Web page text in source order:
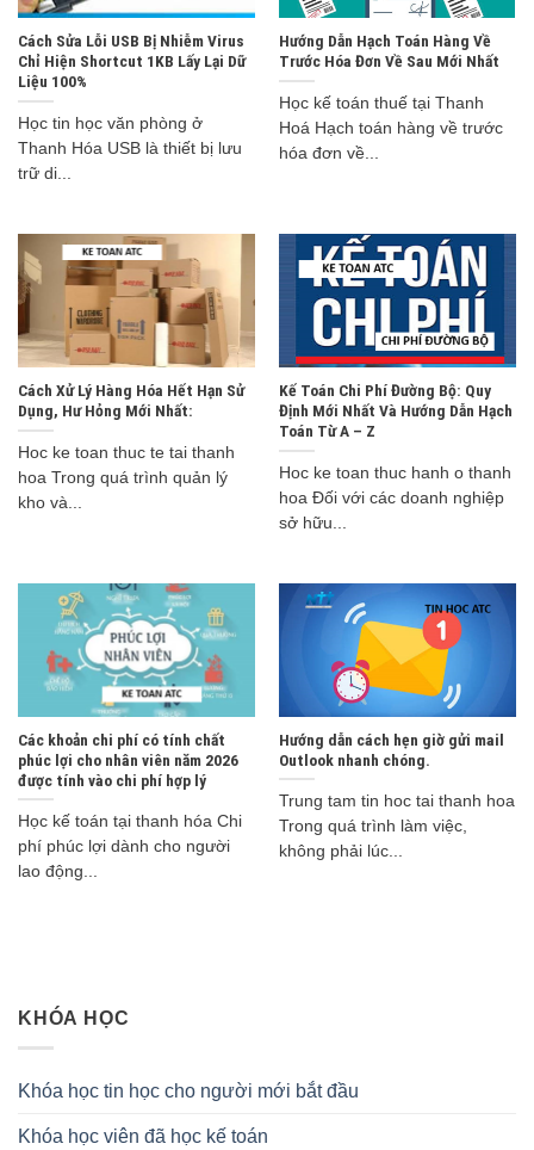
Cách Sửa Lỗi USB Bị Nhiễm Virus
Chỉ Hiện Shortcut 1KB Lấy Lại Dữ
Liệu 100%
Học tin học văn phòng ở
Thanh Hóa USB là thiết bị lưu
trữ di...
Hướng Dẫn Hạch Toán Hàng Về
Trước Hóa Đơn Về Sau Mới Nhất
Học kế toán thuế tại Thanh
Hoá Hạch toán hàng về trước
hóa đơn về...
Cách Xử Lý Hàng Hóa Hết Hạn Sử
Dụng, Hư Hỏng Mới Nhất:
Hoc ke toan thuc te tai thanh
hoa Trong quá trình quản lý
kho và...
Kế Toán Chi Phí Đường Bộ: Quy
Định Mới Nhất Và Hướng Dẫn Hạch
Toán Từ A – Z
Hoc ke toan thuc hanh o thanh
hoa Đối với các doanh nghiệp
sở hữu...
Các khoản chi phí có tính chất
phúc lợi cho nhân viên năm 2026
được tính vào chi phí hợp lý
Học kế toán tại thanh hóa Chi
phí phúc lợi dành cho người
lao động...
Hướng dẫn cách hẹn giờ gửi mail
Outlook nhanh chóng.
Trung tam tin hoc tai thanh hoa
Trong quá trình làm việc,
không phải lúc...
KHÓA HỌC
Khóa học tin học cho người mới bắt đầu
Khóa học viên đã học kế toán